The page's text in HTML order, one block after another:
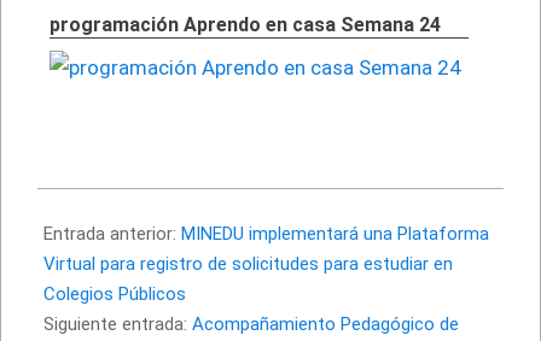
programación Aprendo en casa Semana 24
05-
01
Entrada anterior: MINEDU implementará una Plataforma
Virtual para registro de solicitudes para estudiar en
Colegios Públicos
Siguiente entrada: Acompañamiento Pedagógico de